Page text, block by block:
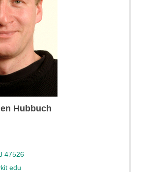
Hubbuch
47526
kit edu